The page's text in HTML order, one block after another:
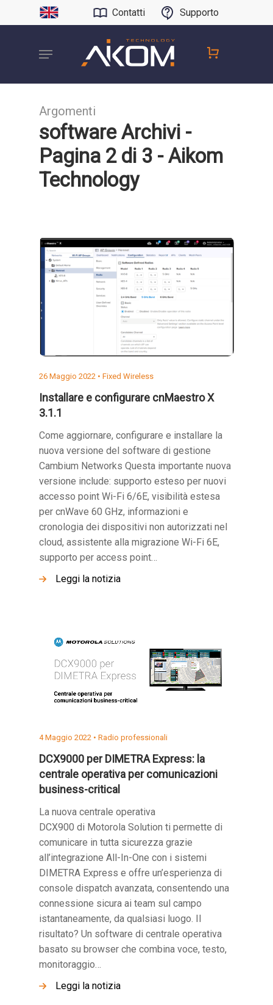
Contatti Supporto
Argomenti
software Archivi -
Pagina 2 di 3 - Aikom
Technology
26 Maggio 2022 • Fixed Wireless
Installare e configurare cnMaestro X
3.1.1
Come aggiornare, configurare e installare la
nuova versione del software di gestione
Cambium Networks Questa importante nuova
versione include: supporto esteso per nuovi
accesso point Wi-Fi 6/6E, visibilità estesa
per cnWave 60 GHz, informazioni e
cronologia dei dispositivi non autorizzati nel
cloud, assistente alla migrazione Wi-Fi 6E,
supporto per access point…
Leggi la notizia
4 Maggio 2022 • Radio professionali
DCX9000 per DIMETRA Express: la
centrale operativa per comunicazioni
business-critical
La nuova centrale operativa
DCX900 di Motorola Solution ti permette di
comunicare in tutta sicurezza grazie
all’integrazione All-In-One con i sistemi
DIMETRA Express e offre un’esperienza di
console dispatch avanzata, consentendo una
connessione sicura ai team sul campo
istantaneamente, da qualsiasi luogo. Il
risultato? Un software di centrale operativa
basato su browser che combina voce, testo,
monitoraggio…
Leggi la notizia